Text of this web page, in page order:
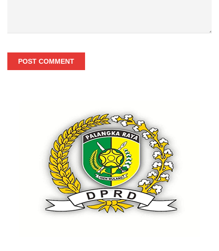
POST COMMENT